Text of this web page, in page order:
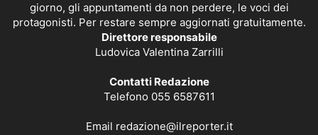
giorno, gli appuntamenti da non perdere, le voci dei
protagonisti. Per restare sempre aggiornati gratuitamente.
Direttore responsabile
Ludovica Valentina Zarrilli
Contatti Redazione
Telefono 055 6587611
Email redazione@ilreporter.it